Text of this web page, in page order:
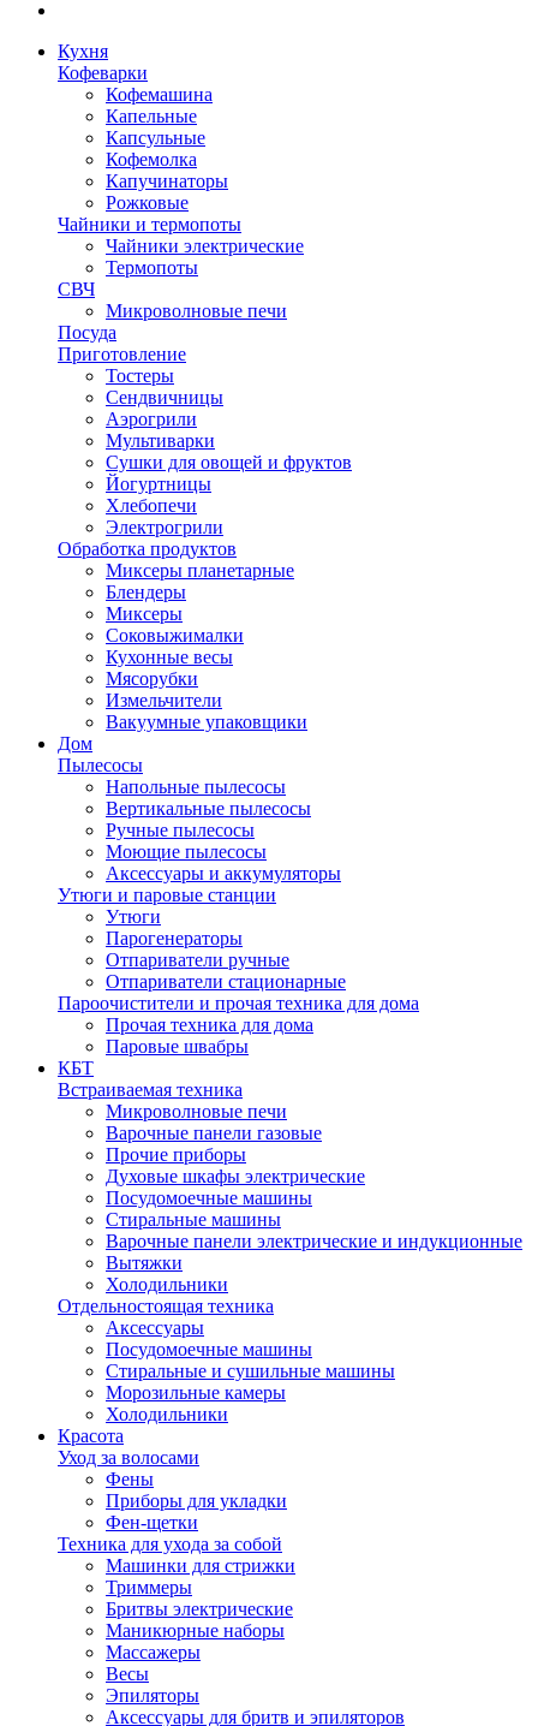
Кухня
Кофеварки
Кофемашина
Капельные
Капсульные
Кофемолка
Капучинаторы
Рожковые
Чайники и термопоты
Чайники электрические
Термопоты
СВЧ
Микроволновые печи
Посуда
Приготовление
Тостеры
Сендвичницы
Аэрогрили
Мультиварки
Сушки для овощей и фруктов
Йогуртницы
Хлебопечи
Электрогрили
Обработка продуктов
Миксеры планетарные
Блендеры
Миксеры
Соковыжималки
Кухонные весы
Мясорубки
Измельчители
Вакуумные упаковщики
Дом
Пылесосы
Напольные пылесосы
Вертикальные пылесосы
Ручные пылесосы
Моющие пылесосы
Аксессуары и аккумуляторы
Утюги и паровые станции
Утюги
Парогенераторы
Отпариватели ручные
Отпариватели стационарные
Пароочистители и прочая техника для дома
Прочая техника для дома
Паровые швабры
КБТ
Встраиваемая техника
Микроволновые печи
Варочные панели газовые
Прочие приборы
Духовые шкафы электрические
Посудомоечные машины
Стиральные машины
Варочные панели электрические и индукционные
Вытяжки
Холодильники
Отдельностоящая техника
Аксессуары
Посудомоечные машины
Стиральные и сушильные машины
Морозильные камеры
Холодильники
Красота
Уход за волосами
Фены
Приборы для укладки
Фен-щетки
Техника для ухода за собой
Машинки для стрижки
Триммеры
Бритвы электрические
Маникюрные наборы
Массажеры
Весы
Эпиляторы
Аксессуары для бритв и эпиляторов